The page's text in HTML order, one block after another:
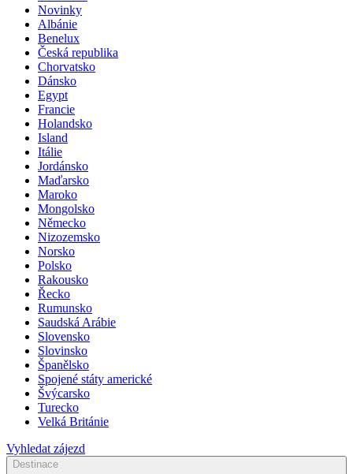
Novinky
Albánie
Benelux
Česká republika
Chorvatsko
Dánsko
Egypt
Francie
Holandsko
Island
Itálie
Jordánsko
Maďarsko
Maroko
Mongolsko
Německo
Nizozemsko
Norsko
Polsko
Rakousko
Řecko
Rumunsko
Saudská Arábie
Slovensko
Slovinsko
Španělsko
Spojené státy americké
Švýcarsko
Turecko
Velká Británie
Vyhledat zájezd
Destinace